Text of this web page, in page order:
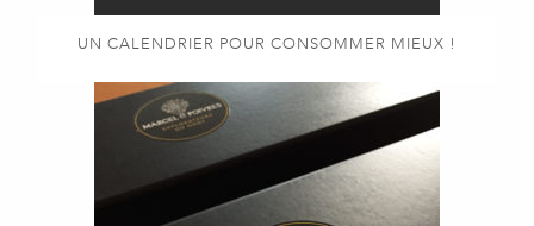
UN CALENDRIER POUR CONSOMMER MIEUX !